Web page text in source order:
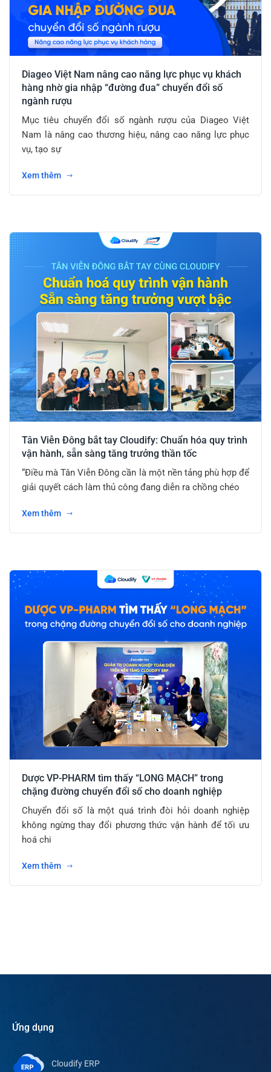
Diageo Việt Nam nâng cao năng lực phục vụ khách
hàng nhờ gia nhập “đường đua” chuyển đổi số
ngành rượu
Mục tiêu chuyển đổi số ngành rượu của Diageo Việt
Nam là nâng cao thương hiệu, nâng cao năng lực phục
vụ, tạo sự
Xem thêm
Tân Viễn Đông bắt tay Cloudify: Chuẩn hóa quy trình
vận hành, sẵn sàng tăng trưởng thần tốc
“Điều mà Tân Viễn Đông cần là một nền tảng phù hợp để
giải quyết cách làm thủ công đang diễn ra chồng chéo
Xem thêm
Dược VP-PHARM tìm thấy “LONG MẠCH” trong
chặng đường chuyển đổi số cho doanh nghiệp
Chuyển đổi số là một quá trình đòi hỏi doanh nghiệp
không ngừng thay đổi phương thức vận hành để tối ưu
hoá chi
Xem thêm
Ứng dụng
Cloudify ERP